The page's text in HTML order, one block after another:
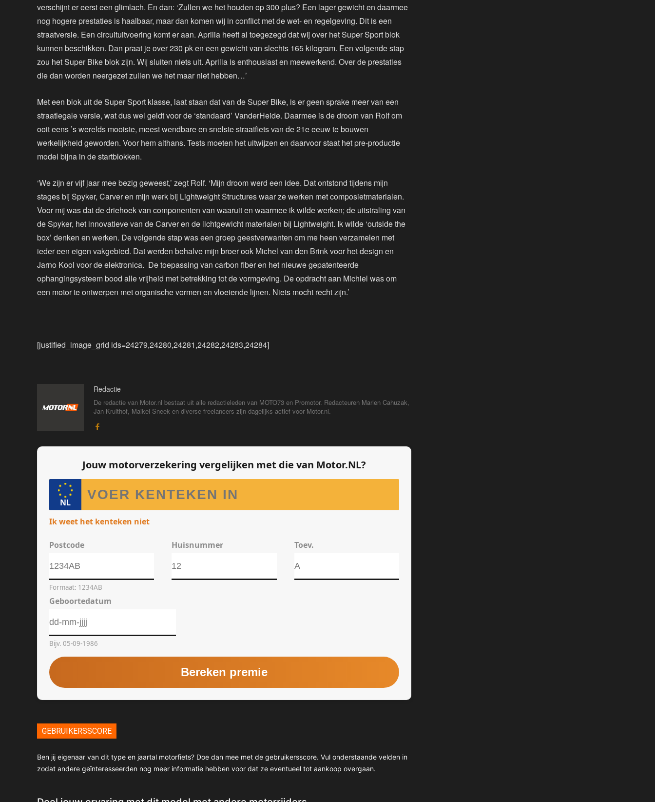
verschijnt er eerst een glimlach. En dan: ‘Zullen we het houden op 300 plus? Een lager gewicht en daarmee
nog hogere prestaties is haalbaar, maar dan komen wij in conflict met de wet- en regelgeving. Dit is een
straatversie. Een circuituitvoering komt er aan. Aprilia heeft al toegezegd dat wij over het Super Sport blok
kunnen beschikken. Dan praat je over 230 pk en een gewicht van slechts 165 kilogram. Een volgende stap
zou het Super Bike blok zijn. Wij sluiten niets uit. Aprilia is enthousiast en meewerkend. Over de prestaties
die dan worden neergezet zullen we het maar niet hebben…’
Met een blok uit de Super Sport klasse, laat staan dat van de Super Bike, is er geen sprake meer van een
straatlegale versie, wat dus wel geldt voor de ‘standaard’ VanderHeide. Daarmee is de droom van Rolf om
ooit eens ’s werelds mooiste, meest wendbare en snelste straatfiets van de 21e eeuw te bouwen
werkelijkheid geworden. Voor hem althans. Tests moeten het uitwijzen en daarvoor staat het pre-productie
model bijna in de startblokken.
‘We zijn er vijf jaar mee bezig geweest,’ zegt Rolf. ‘Mijn droom werd een idee. Dat ontstond tijdens mijn
stages bij Spyker, Carver en mijn werk bij Lightweight Structures waar ze werken met composietmaterialen.
Voor mij was dat de driehoek van componenten van waaruit en waarmee ik wilde werken; de uitstraling van
de Spyker, het innovatieve van de Carver en de lichtgewicht materialen bij Lightweight. Ik wilde ‘outside the
box’ denken en werken. De volgende stap was een groep geestverwanten om me heen verzamelen met
ieder een eigen vakgebied. Dat werden behalve mijn broer ook Michel van den Brink voor het design en
Jarno Kool voor de elektronica. De toepassing van carbon fiber en het nieuwe gepatenteerde
ophangingsysteem bood alle vrijheid met betrekking tot de vormgeving. De opdracht aan Michiel was om
een motor te ontwerpen met organische vormen en vloeiende lijnen. Niets mocht recht zijn.’
[justified_image_grid ids=24279,24280,24281,24282,24283,24284]
Redactie
De redactie van Motor.nl bestaat uit alle redactieleden van MOTO73 en Promotor. Redacteuren Marien Cahuzak,
Jan Kruithof, Maikel Sneek en diverse freelancers zijn dagelijks actief voor Motor.nl.
GEBRUIKERSSCORE
Ben jij eigenaar van dit type en jaartal motorfiets? Doe dan mee met de gebruikersscore. Vul onderstaande velden in
zodat andere geïnteresseerden nog meer informatie hebben voor dat ze eventueel tot aankoop overgaan.